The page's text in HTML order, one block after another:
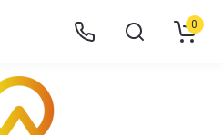
0